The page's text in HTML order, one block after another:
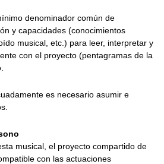
denominador común de
y capacidades (conocimientos
musical, etc.) para leer, interpretar y
con el proyecto (pentagramas de la
es necesario asumir e
musical, el proyecto compartido de
con las actuaciones